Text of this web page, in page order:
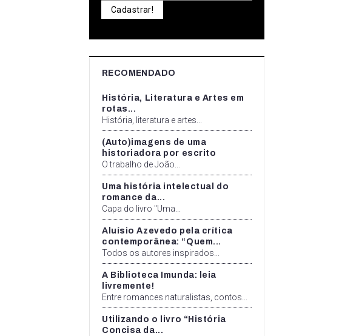
Cadastrar!
RECOMENDADO
História, Literatura e Artes em
rotas...
História, literatura e artes...
(Auto)imagens de uma
historiadora por escrito
O trabalho de João...
Uma história intelectual do
romance da...
Capa do livro "Uma...
Aluísio Azevedo pela crítica
contemporânea: “Quem...
Todos os autores inspirados...
A Biblioteca Imunda: leia
livremente!
Entre romances naturalistas, contos...
Utilizando o livro “História
Concisa da...